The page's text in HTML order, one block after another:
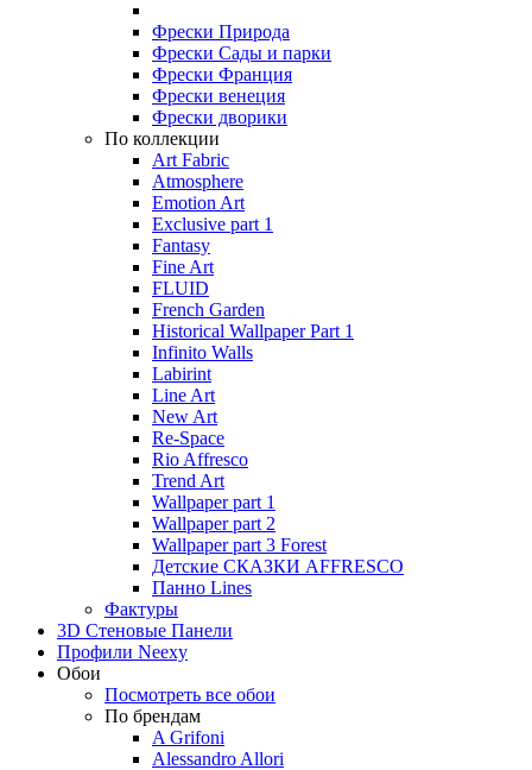
Фрески Природа
Фрески Сады и парки
Фрески Франция
Фрески венеция
Фрески дворики
По коллекции
Art Fabric
Atmosphere
Emotion Art
Exclusive part 1
Fantasy
Fine Art
FLUID
French Garden
Historical Wallpaper Part 1
Infinito Walls
Labirint
Line Art
New Art
Re-Space
Rio Affresco
Trend Art
Wallpaper part 1
Wallpaper part 2
Wallpaper part 3 Forest
Детские СКАЗКИ AFFRESCO
Панно Lines
Фактуры
3D Стеновые Панели
Профили Neexy
Обои
Посмотреть все обои
По брендам
A Grifoni
Alessandro Allori